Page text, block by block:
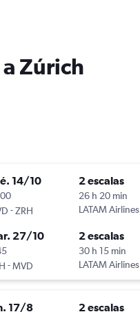
Zúrich
14/10
-ZRH
2 escalas
26 h 20 min
LATAM Airlines
27/10
-MVD
2 escalas
30 h 15 min
LATAM Airlines
17/8 2 escalas